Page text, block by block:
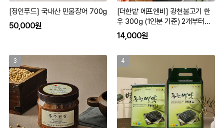
[정인푸드] 국내산 민물장어 700g
50,000원
[더한밭 에프엔비] 광천불고기 한
우 300g (1인분 기준) 2개부터구
입가능
14,000원
3 4